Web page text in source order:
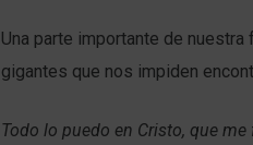
Una parte importante de
gigantes que nos impiden
Todo lo puedo en Cristo, que